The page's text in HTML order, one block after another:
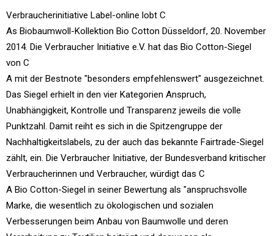
Verbraucherinitiative Label-online lobt C
As Biobaumwoll-Kollektion Bio Cotton Düsseldorf, 20. November
2014. Die Verbraucher Initiative e.V. hat das Bio Cotton-Siegel
von C
A mit der Bestnote "besonders empfehlenswert" ausgezeichnet.
Das Siegel erhielt in den vier Kategorien Anspruch,
Unabhängigkeit, Kontrolle und Transparenz jeweils die volle
Punktzahl. Damit reiht es sich in die Spitzengruppe der
Nachhaltigkeitslabels, zu der auch das bekannte Fairtrade-Siegel
zählt, ein. Die Verbraucher Initiative, der Bundesverband kritischer
Verbraucherinnen und Verbraucher, würdigt das C
A Bio Cotton-Siegel in seiner Bewertung als "anspruchsvolle
Marke, die wesentlich zu ökologischen und sozialen
Verbesserungen beim Anbau von Baumwolle und deren